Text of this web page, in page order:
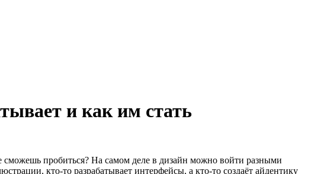
и как им стать
сможешь пробиться? На самом деле в дизайн можно войти разными
кто-то разрабатывает интерфейсы, а кто-то создаёт айдентику